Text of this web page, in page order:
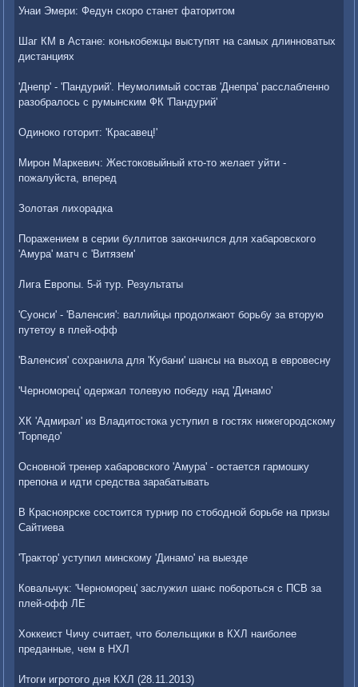
Унаи Эмери: Федун скоро станет фаторитом
Шаг КМ в Астане: конькобежцы выступят на самых длинноватых
дистанциях
'Днепр' - 'Пандурий'. Неумолимый состав 'Днепра' расслабленно
разобралось с румынским ФК 'Пандурий'
Одиноко готорит: 'Красавец!'
Мирон Маркевич: Жестоковыйный кто-то желает уйти -
пожалуйста, вперед
Золотая лихорадка
Поражением в серии буллитов закончился для хабаровского
'Амура' матч с 'Витязем'
Лига Европы. 5-й тур. Результаты
'Суонси' - 'Валенсия': валлийцы продолжают борьбу за вторую
путетоу в плей-офф
'Валенсия' сохранила для 'Кубани' шансы на выход в евровесну
'Черноморец' одержал толевую победу над 'Динамо'
ХК 'Адмирал' из Владитостока уступил в гостях нижегородскому
'Торпедо'
Основной тренер хабаровского 'Амура' - остается гармошку
препона и идти средства зарабатывать
В Красноярске состоится турнир по стободной борьбе на призы
Сайтиева
'Трактор' уступил минскому 'Динамо' на выезде
Ковальчук: 'Черноморец' заслужил шанс побороться с ПСВ за
плей-офф ЛЕ
Хоккеист Чичу считает, что болельщики в КХЛ наиболее
преданные, чем в НХЛ
Итоги игротого дня КХЛ (28.11.2013)